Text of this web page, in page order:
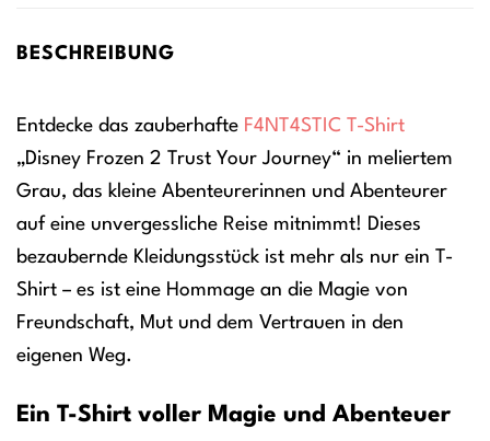
BESCHREIBUNG
Entdecke das zauberhafte F4NT4STIC T-Shirt
„Disney Frozen 2 Trust Your Journey“ in meliertem
Grau, das kleine Abenteurerinnen und Abenteurer
auf eine unvergessliche Reise mitnimmt! Dieses
bezaubernde Kleidungsstück ist mehr als nur ein T-
Shirt – es ist eine Hommage an die Magie von
Freundschaft, Mut und dem Vertrauen in den
eigenen Weg.
Ein T-Shirt voller Magie und Abenteuer